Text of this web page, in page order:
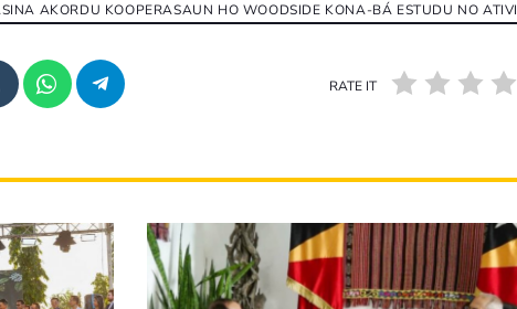
AKORDU KOOPERASAUN HO WOODSIDE KONA-BÁ ESTUDU NO
RATE IT